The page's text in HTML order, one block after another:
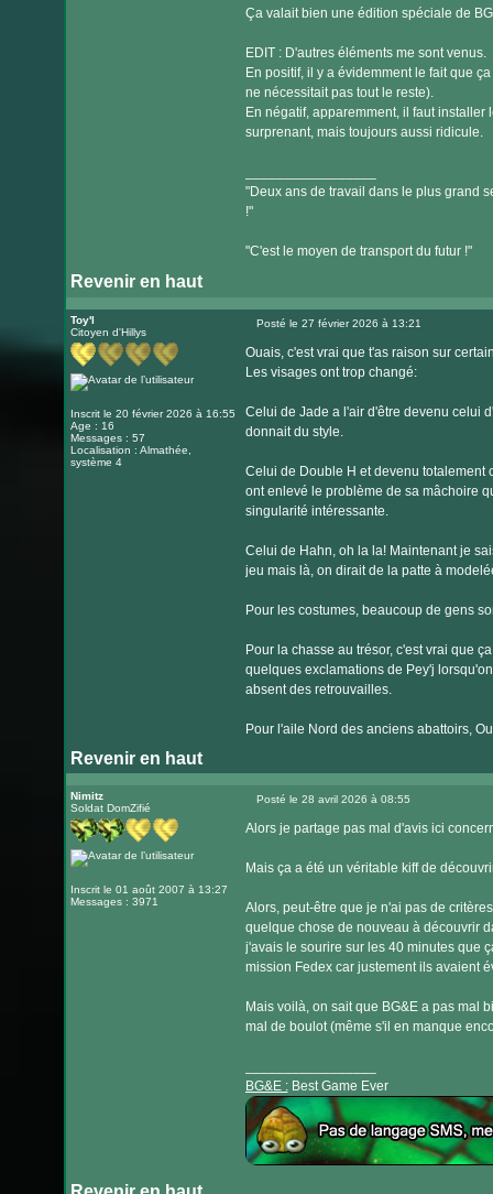
Ça valait bien une édition spéciale de
EDIT : D'autres éléments me sont venus.
En positif, il y a évidemment le fait que
ne nécessitait pas tout le reste).
En négatif, apparemment, il faut
surprenant, mais toujours aussi ridicule.
"Deux ans de travail dans le plus grand
!"
"C'est le moyen de transport du futur !"
Revenir en haut
Toy'l
Citoyen d'Hillys
Inscrit le 20 février 2026 à 16:55
Age : 16
Messages : 57
Localisation : Almathée,
système 4
Posté le 27 février 2026 à 13:21
Ouais, c'est vrai que t'as raison sur
Les visages ont trop changé:
Celui de Jade a l'air d'être devenu celui
donnait du style.
Celui de Double H et devenu totalement
ont enlevé le problème de sa mâchoire
singularité intéressante.
Celui de Hahn, oh la la! Maintenant je
jeu mais là, on dirait de la patte à
Pour les costumes, beaucoup de gens
Pour la chasse au trésor, c'est vrai que
quelques exclamations de Pey'j
absent des retrouvailles.
Pour l'aile Nord des anciens abattoirs,
Revenir en haut
Nimitz
Soldat DomZifié
Inscrit le 01 août 2007 à 13:27
Messages : 3971
Posté le 28 avril 2026 à 08:55
Alors je partage pas mal d'avis ici
Mais ça a été un véritable kiff de
Alors, peut-être que je n'ai pas de
quelque chose de nouveau à découvrir
j'avais le sourire sur les 40 minutes que
mission Fedex car justement ils avaient
Mais voilà, on sait que BG&E a pas mal
mal de boulot (même s'il en manque
BG&E :Best Game Ever